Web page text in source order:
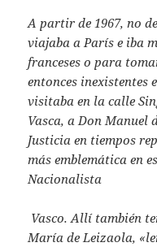
A partir de 1967, no
viajaba a París e iba
franceses o para
entonces inexistentes
visitaba en la calle
Vasca, a Don
Justicia en tiempos
más emblemática en
Nacionalista
Vasco. Allí también
María de Leizaola,